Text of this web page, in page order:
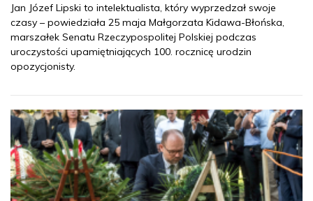
Jan Józef Lipski to intelektualista, który wyprzedzał swoje
czasy – powiedziała 25 maja Małgorzata Kidawa-Błońska,
marszałek Senatu Rzeczypospolitej Polskiej podczas
uroczystości upamiętniających 100. rocznicę urodzin
opozycjonisty.